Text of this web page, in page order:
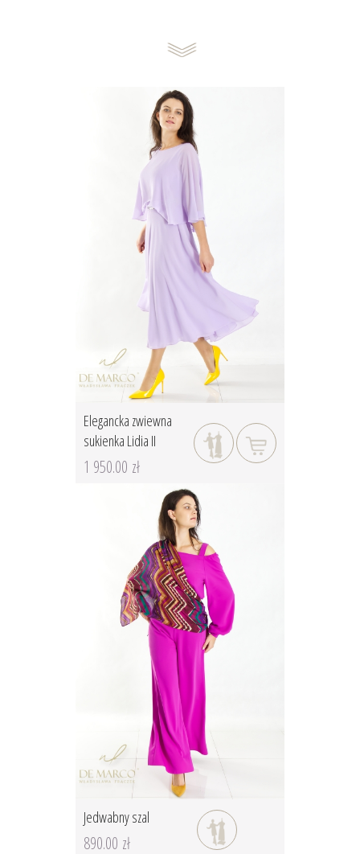
Elegancka zwiewna
sukienka Lidia II
1 950.00 zł
Jedwabny szal
890.00 zł